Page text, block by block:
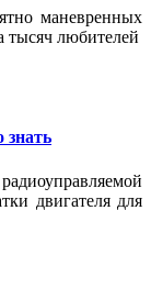
маневренных
тысяч любителей
знать
двигателя для